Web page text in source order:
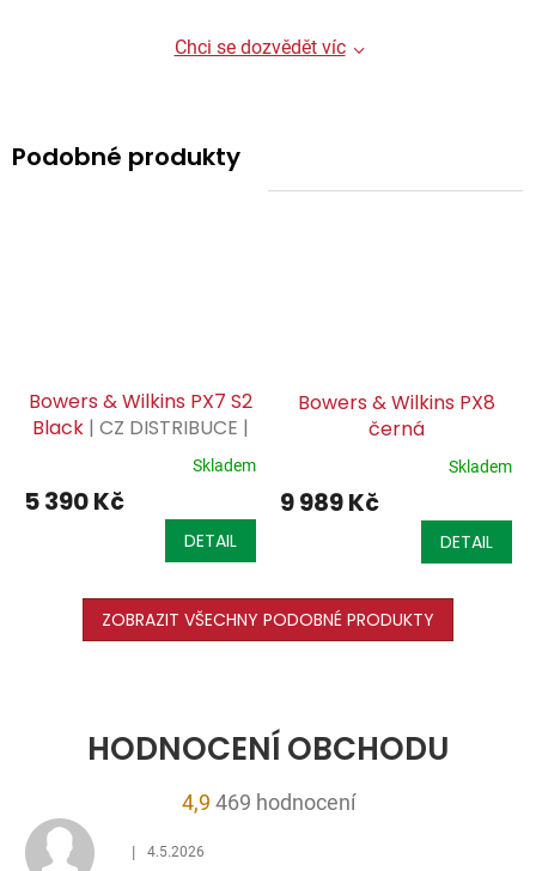
Chci se dozvědět víc
Podobné produkty
Bowers & Wilkins PX7 S2
Black | CZ DISTRIBUCE |
CZ SERVIS ZÁRUKA |
Skladem
5 390 Kč
DETAIL
Bowers & Wilkins PX8
černá
Skladem
9 989 Kč
DETAIL
ZOBRAZIT VŠECHNY PODOBNÉ PRODUKTY
HODNOCENÍ OBCHODU
4,9 Průměrné
469 hodnocení
Hodnocení obchodu je 5 z 5 hvězdiček.
| 4.5.2026